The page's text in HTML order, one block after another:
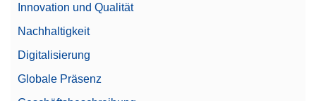
Innovation und Qualität
Nachhaltigkeit
Digitalisierung
Globale Präsenz